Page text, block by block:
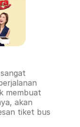
membuat
akan
tiket bus